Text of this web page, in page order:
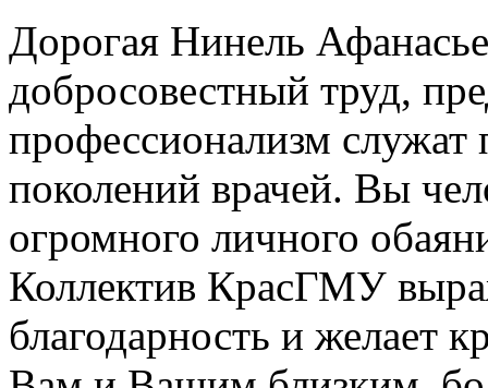
Дорогая Нинель
добросовестный труд,
профессионализм
поколений врачей. Вы
огромного личного
Коллектив КрасГМУ
благодарность и желает